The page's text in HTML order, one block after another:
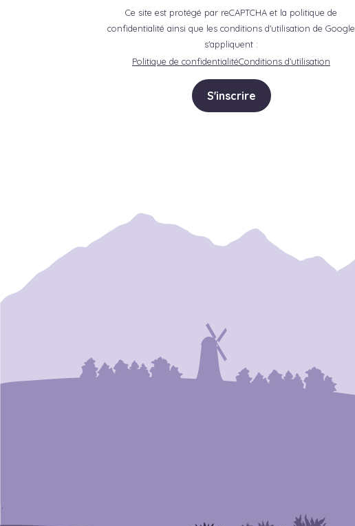
Ce site est protégé par reCAPTCHA et la politique de
confidentialité ainsi que les conditions d'utilisation de Google
s'appliquent :
Politique de confidentialitéConditions d’utilisation
S'inscrire